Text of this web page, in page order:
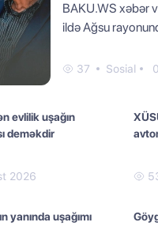
BAKU.WS xəbər
ildə Ağsu
37 Sosial
evlilik uşağın
deməkdir
2026
yanında uşağımı